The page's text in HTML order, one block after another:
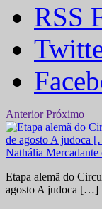
RSS
Anterior Próximo
Nathália Mercadante
Etapa alemã do
agosto A judoca […]